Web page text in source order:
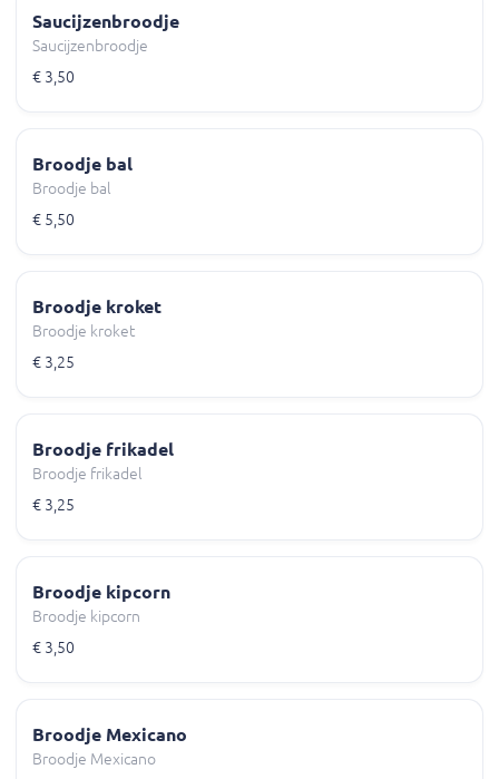
Saucijzenbroodje
Saucijzenbroodje
€ 3,50
Broodje bal
Broodje bal
€ 5,50
Broodje kroket
Broodje kroket
€ 3,25
Broodje frikadel
Broodje frikadel
€ 3,25
Broodje kipcorn
Broodje kipcorn
€ 3,50
Broodje Mexicano
Broodje Mexicano